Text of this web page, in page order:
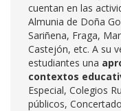
cuentan en las
Almunia de Doña
Sariñena, Fraga,
Castejón, etc. A su
estudiantes una
contextos
Especial, Colegios
públicos,